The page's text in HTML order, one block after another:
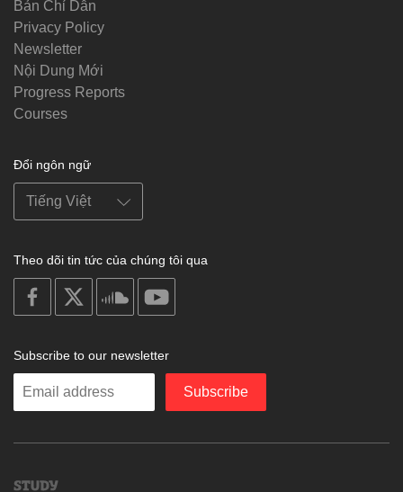
Bản Chỉ Dẫn
Privacy Policy
Newsletter
Nội Dung Mới
Progress Reports
Courses
Đổi ngôn ngữ
Theo dõi tin tức của chúng tôi qua
on
facebook
soundcloud
Subscribe to our newsletter
Enter
Subscribe
Study